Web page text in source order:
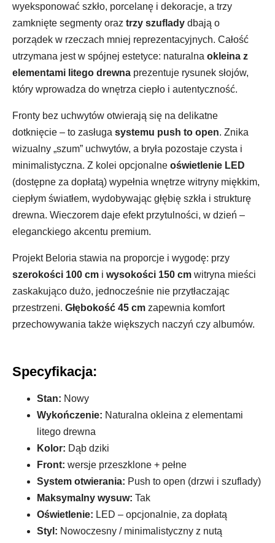
wyeksponować szkło, porcelanę i dekoracje, a trzy
zamknięte segmenty oraz trzy szuflady dbają o
porządek w rzeczach mniej reprezentacyjnych. Całość
utrzymana jest w spójnej estetyce: naturalna okleina z
elementami litego drewna prezentuje rysunek słojów,
który wprowadza do wnętrza ciepło i autentyczność.
Fronty bez uchwytów otwierają się na delikatne
dotknięcie – to zasługa systemu push to open. Znika
wizualny „szum” uchwytów, a bryła pozostaje czysta i
minimalistyczna. Z kolei opcjonalne oświetlenie LED
(dostępne za dopłatą) wypełnia wnętrze witryny miękkim,
ciepłym światłem, wydobywając głębię szkła i strukturę
drewna. Wieczorem daje efekt przytulności, w dzień –
eleganckiego akcentu premium.
Projekt Beloria stawia na proporcje i wygodę: przy
szerokości 100 cm i wysokości 150 cm witryna mieści
zaskakująco dużo, jednocześnie nie przytłaczając
przestrzeni. Głębokość 45 cm zapewnia komfort
przechowywania także większych naczyń czy albumów.
Specyfikacja:
Stan: Nowy
Wykończenie: Naturalna okleina z elementami
litego drewna
Kolor: Dąb dziki
Front: wersje przeszklone + pełne
System otwierania: Push to open (drzwi i szuflady)
Maksymalny wysuw: Tak
Oświetlenie: LED – opcjonalnie, za dopłatą
Styl: Nowoczesny / minimalistyczny z nutą